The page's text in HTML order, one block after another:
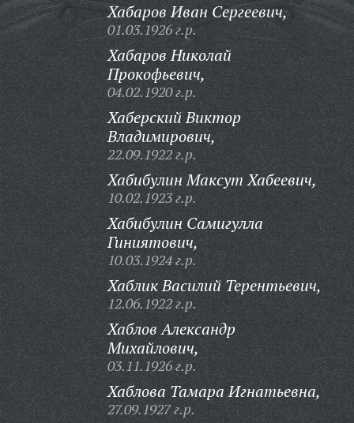
Хабаров Иван Сергеевич,
01.03.1926 г.р.
Хабаров Николай
Прокофьевич,
04.02.1920 г.р.
Хаберский Виктор
Владимирович,
22.09.1922 г.р.
Хабибулин Максут Хабеевич,
10.02.1923 г.р.
Хабибулин Самигулла
Гиниятович,
10.03.1924 г.р.
Хаблик Василий Терентьевич,
12.06.1922 г.р.
Хаблов Александр
Михайлович,
03.11.1926 г.р.
Хаблова Тамара Игнатьевна,
27.09.1927 г.р.